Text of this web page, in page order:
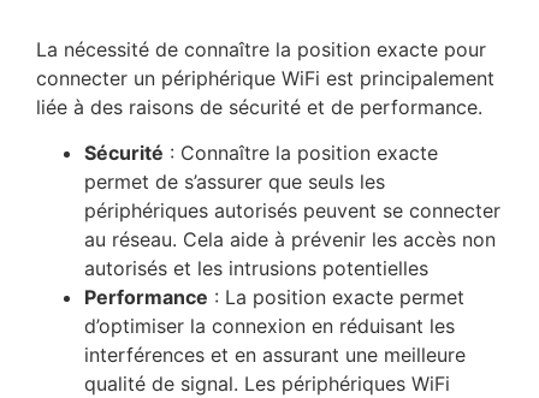
La nécessité de connaître la position exacte pour
connecter un périphérique WiFi est principalement
liée à des raisons de sécurité et de performance.
Sécurité : Connaître la position exacte
permet de s’assurer que seuls les
périphériques autorisés peuvent se connecter
au réseau. Cela aide à prévenir les accès non
autorisés et les intrusions potentielles
Performance : La position exacte permet
d’optimiser la connexion en réduisant les
interférences et en assurant une meilleure
qualité de signal. Les périphériques WiFi